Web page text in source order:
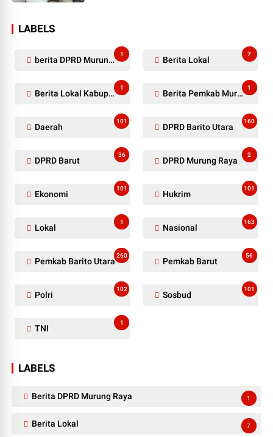
LABELS
berita DPRD Murung Raya
1
Berita Lokal
7
Berita Lokal Kabupaten Barito Utara
1
Berita Pemkab Murung Raya
1
Daerah
101
DPRD Barito Utara
160
DPRD Barut
36
DPRD Murung Raya
2
Ekonomi
101
Hukrim
101
Lokal
1
Nasional
163
Pemkab Barito Utara
260
Pemkab Barut
56
Polri
102
Sosbud
101
TNI
1
LABELS
Berita DPRD Murung Raya 1
Berita Lokal 7